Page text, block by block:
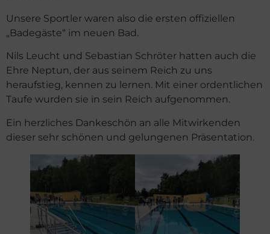
Unsere Sportler waren also die ersten offiziellen
„Badegäste“ im neuen Bad.
Nils Leucht und Sebastian Schröter hatten auch die
Ehre Neptun, der aus seinem Reich zu uns
heraufstieg, kennen zu lernen. Mit einer ordentlichen
Taufe wurden sie in sein Reich aufgenommen.
Ein herzliches Dankeschön an alle Mitwirkenden
dieser sehr schönen und gelungenen Präsentation.